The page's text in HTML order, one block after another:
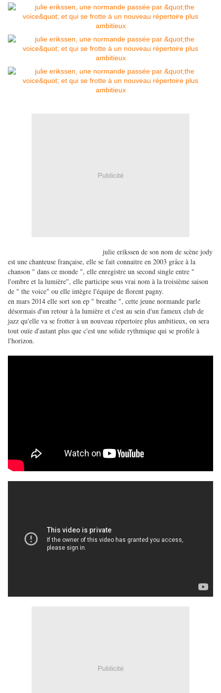
Publicité
julie erikssen de son nom de scène jody
est une chanteuse française, elle se fait connaitre en 2003 grâce à la
chanson " dans ce monde ", elle enregistre un second single entre "
l'ombre et la lumière", elle participe sous vrai nom à la troisième saison
de " the voice" ou elle intègre l'équipe de florent pagny.
en mars 2014 elle sort son ep " breathe ", cette jeune normande parle
désormais d'un retour à la lumière et c'est au sein d'un fameux club de
jazz qu'elle va se frotter à un nouveau répertoire plus ambitieux, on sera
tout ouïe d'autant plus que c'est une solide rythmique qui se profile à
l'horizon.
Publicité